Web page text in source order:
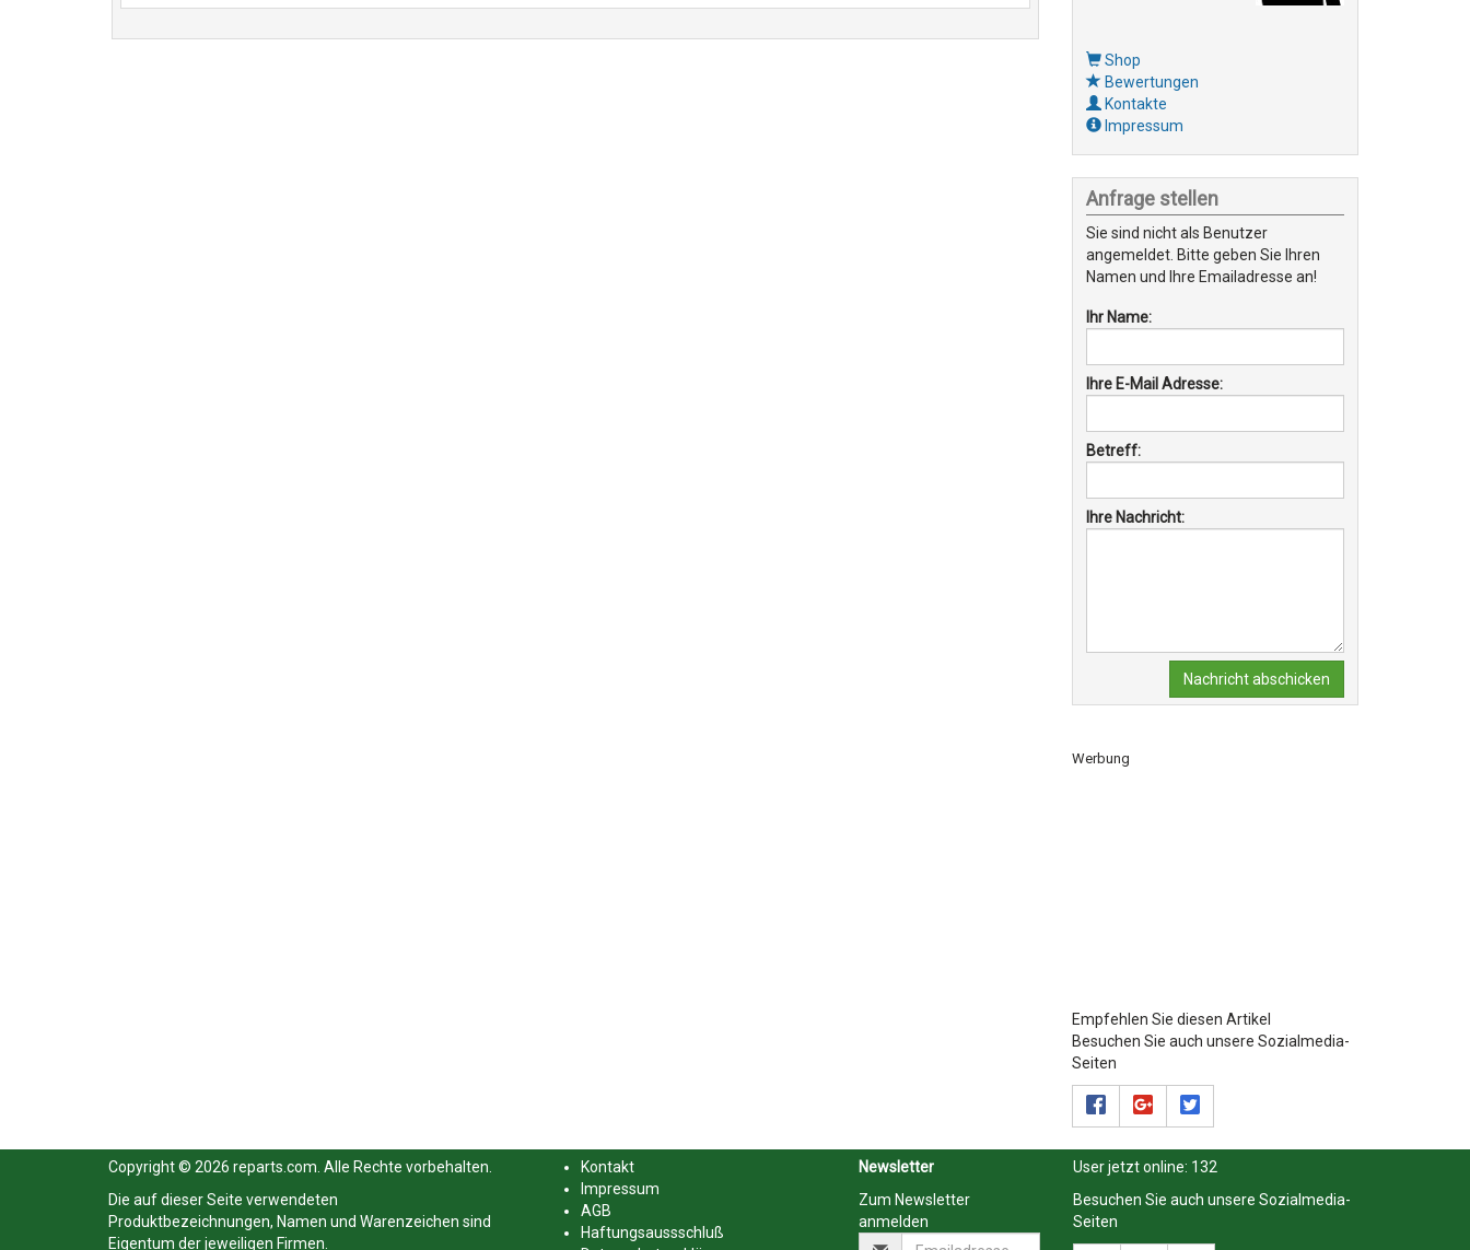
Shop
Bewertungen
Kontakte
Impressum
Anfrage stellen
Sie sind nicht als Benutzer
angemeldet. Bitte geben Sie Ihren
Namen und Ihre Emailadresse an!
Ihr Name:
Ihre E-Mail Adresse:
Betreff:
Ihre Nachricht:
Nachricht abschicken
Werbung
Empfehlen Sie diesen Artikel
Besuchen Sie auch unsere Sozialmedia-
Seiten
Copyright © 2026 reparts.com. Alle Rechte vorbehalten.
Die auf dieser Seite verwendeten
Produktbezeichnungen, Namen und Warenzeichen sind
Eigentum der jeweiligen Firmen.
Kontakt
Impressum
AGB
Haftungsaussschluß
Newsletter
Zum Newsletter
anmelden
User jetzt online: 132
Besuchen Sie auch unsere Sozialmedia-
Seiten